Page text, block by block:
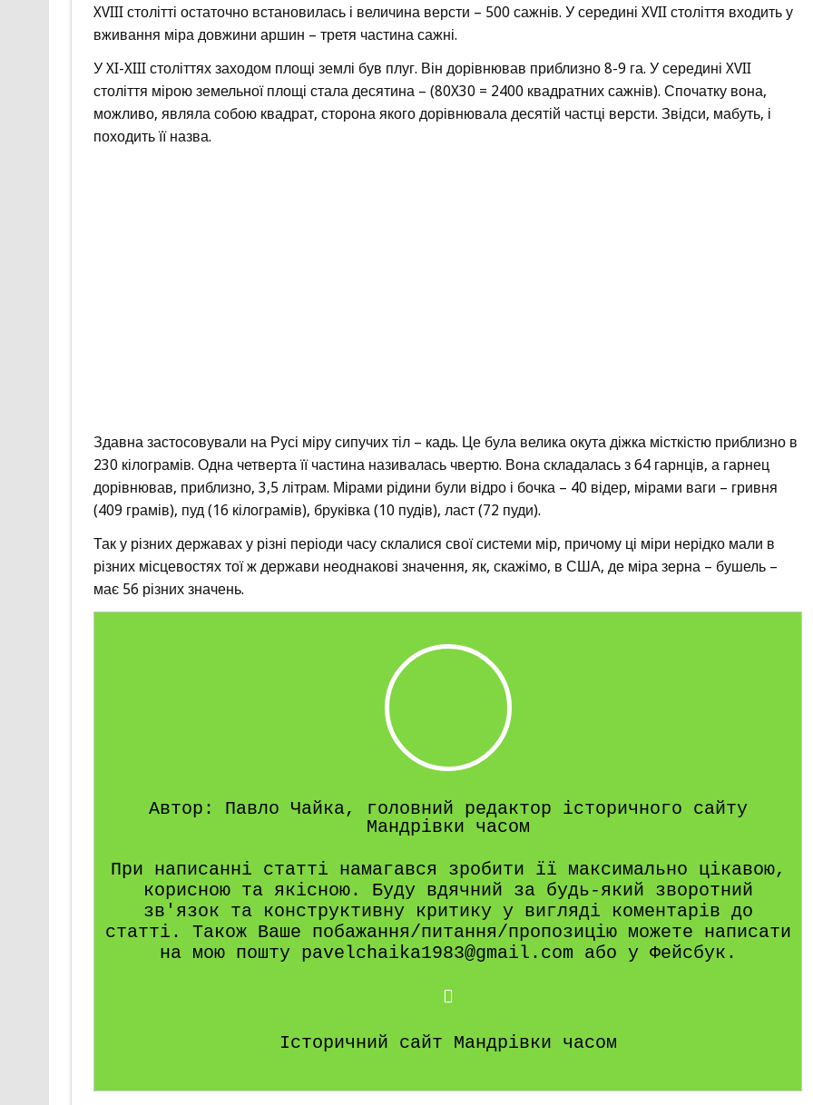
XVIII столітті остаточно встановилась і величина версти – 500 сажнів. У середині XVII століття входить у
вживання міра довжини аршин – третя частина сажні.
У XI-XIII століттях заходом площі землі був плуг. Він дорівнював приблизно 8-9 га. У середині XVII
століття мірою земельної площі стала десятина – (80X30 = 2400 квадратних сажнів). Спочатку вона,
можливо, являла собою квадрат, сторона якого дорівнювала десятій частці версти. Звідси, мабуть, і
походить її назва.
Здавна застосовували на Русі міру сипучих тіл – кадь. Це була велика окута діжка місткістю приблизно в
230 кілограмів. Одна четверта її частина називалась чвертю. Вона складалась з 64 гарнців, а гарнец
дорівнював, приблизно, 3,5 літрам. Мірами рідини були відро і бочка – 40 відер, мірами ваги – гривня
(409 грамів), пуд (16 кілограмів), бруківка (10 пудів), ласт (72 пуди).
Так у різних державах у різні періоди часу склалися свої системи мір, причому ці міри нерідко мали в
різних місцевостях тої ж держави неоднакові значення, як, скажімо, в США, де міра зерна – бушель –
має 56 різних значень.
Автор: Павло Чайка, головний редактор історичного сайту
Мандрівки часом
При написанні статті намагався зробити її максимально цікавою,
корисною та якісною. Буду вдячний за будь-який зворотний
зв'язок та конструктивну критику у вигляді коментарів до
статті. Також Ваше побажання/питання/пропозицію можете написати
на мою пошту pavelchaika1983@gmail.com або у Фейсбук.
Історичний сайт Мандрівки часом